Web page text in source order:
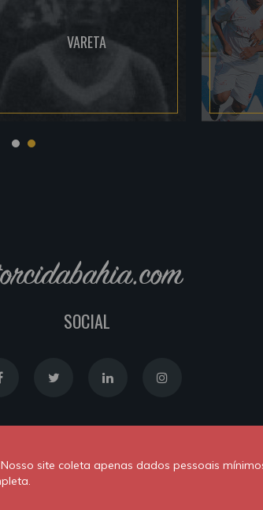
VARETA
SOCIAL
Duarte
site coleta apenas dados pessoais